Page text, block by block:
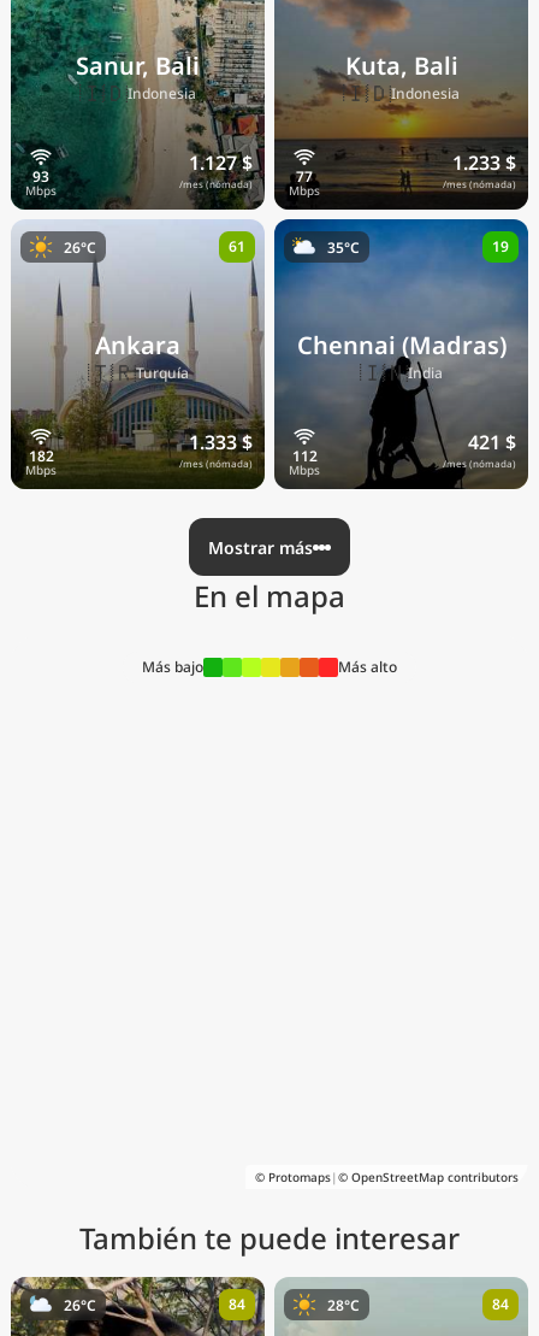
Sanur, Bali
🇮🇩Indonesia
1.127 $
/mes (nómada)
Kuta, Bali
🇮🇩Indonesia
1.233 $
/mes (nómada)
Ankara
🇹🇷Turquía
1.333 $
/mes (nómada)
26°C 61
Chennai (Madras)
🇮🇳India
421 $
/mes (nómada)
35°C 19
Mostrar más
En el mapa
Más bajo Más alto
© Protomaps| © OpenStreetMap contributors
También te puede interesar
26°C 84 28°C 84